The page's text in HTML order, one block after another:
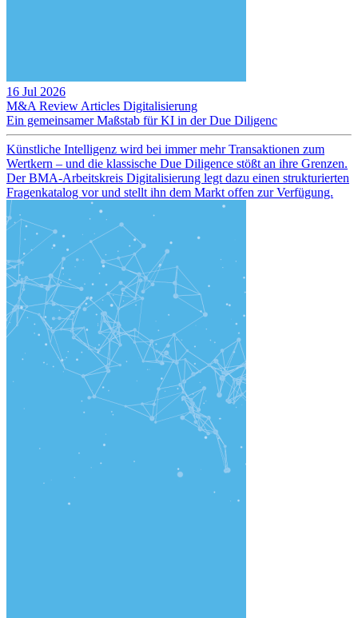
16 Jul 2026
M&A ReviewArticles Digitalisierung
Ein gemeinsamer Maßstab für KI in der Due Diligenc
Künstliche Intelligenz wird bei immer mehr Transaktionen zum
Wertkern – und die klassische Due Diligence stößt an ihre Grenzen.
Der BMA-Arbeitskreis Digitalisierung legt dazu einen strukturierten
Fragenkatalog vor und stellt ihn dem Markt offen zur Verfügung.